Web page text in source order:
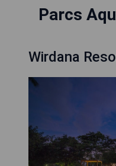
Parcs
Wirdana